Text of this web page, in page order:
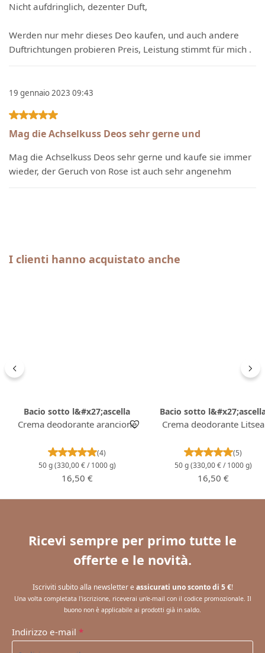
Nicht aufdringlich, dezenter Duft,
Werden nur mehr dieses Deo kaufen, und auch andere
Duftrichtungen probieren Preis, Leistung stimmt für mich .
19 gennaio 2023 09:43
Recensione con valutazione di 5 su 5 stelle
Mag die Achselkuss Deos sehr gerne und
Mag die Achselkuss Deos sehr gerne und kaufe sie immer
wieder, der Geruch von Rose ist auch sehr angenehm
Salta la galleria dei prodotti
I clienti hanno acquistato anche
Bacio sotto l&#x27;ascella
Crema deodorante arancione
Valutazione media di 5 su 5 stelle
(4)
50 g(330,00 € / 1000 g)
Prezzo normale:
16,50 €
Bacio sotto
Crema deodorante Litsea
Valutazione
(5)
50 g(330,00 € / 1000 g)
Prezzo normale:
16,50 €
Ricevi sempre per primo tutte le
offerte e le novità.
Iscriviti subito alla newsletter e assicurati uno sconto di 5 €!
Una volta completata l'iscrizione, riceverai un'e-mail con il codice promozionale. Il
buono non è applicabile ai prodotti già in saldo.
Indirizzo e-mail *